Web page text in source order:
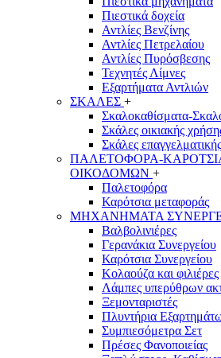
Πιεστικά δοχεία
Αντλίες Βενζίνης
Αντλίες Πετρελαίου
Αντλίες Πυρόσβεσης
Τεχνητές Λίμνες
Εξαρτήματα Αντλιών
ΣΚΑΛΕΣ +
Σκαλοκαθίσματα-
Σκάλες οικιακής
Σκάλες
ΠΑΛΕΤΟΦΟΡΑ-
ΟΙΚΟΔΟΜΩΝ +
Παλετοφόρα
Καρότσια μεταφοράς
ΜΗΧΑΝΗΜΑΤΑ
Βαλβολινιέρες
Γερανάκια Συνεργείου
Καρότσια Συνεργείου
Κολαούζα και φιλιέρες
Λάμπες υπερύθρων
Ξεμονταριστές
Πλυντήρια
Συμπιεσόμετρα Σετ
Πρέσες Φανοποιείας